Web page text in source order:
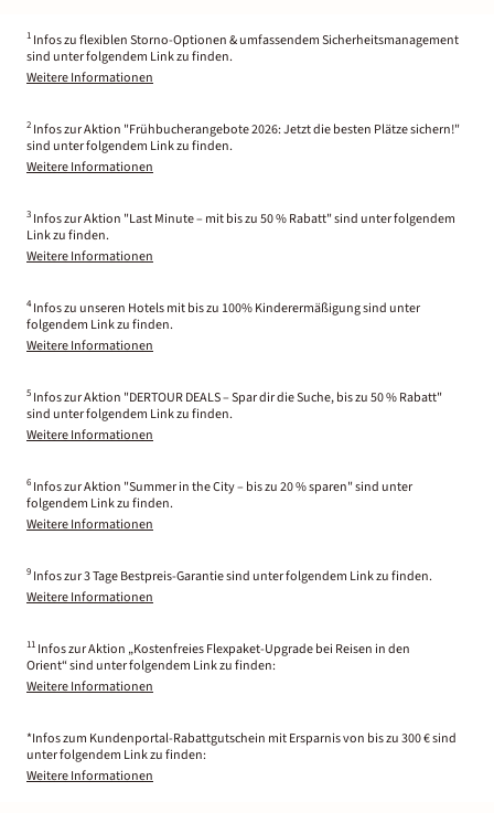
1 Infos zu flexiblen Storno-Optionen & umfassendem Sicherheitsmanagement
sind unter folgendem Link zu finden.
Weitere Informationen
2 Infos zur Aktion "Frühbucherangebote 2026: Jetzt die besten Plätze sichern!"
sind unter folgendem Link zu finden.
Weitere Informationen
3 Infos zur Aktion "Last Minute – mit bis zu 50 % Rabatt" sind unter folgendem
Link zu finden.
Weitere Informationen
4 Infos zu unseren Hotels mit bis zu 100% Kinderermäßigung sind unter
folgendem Link zu finden.
Weitere Informationen
5 Infos zur Aktion "DERTOUR DEALS – Spar dir die Suche, bis zu 50 % Rabatt"
sind unter folgendem Link zu finden.
Weitere Informationen
6 Infos zur Aktion "Summer in the City – bis zu 20 % sparen" sind unter
folgendem Link zu finden.
Weitere Informationen
9 Infos zur 3 Tage Bestpreis-Garantie sind unter folgendem Link zu finden.
Weitere Informationen
11 Infos zur Aktion „Kostenfreies Flexpaket-Upgrade bei Reisen in den
Orient“ sind unter folgendem Link zu finden:
Weitere Informationen
*Infos zum Kundenportal-Rabattgutschein mit Ersparnis von bis zu 300 € sind
unter folgendem Link zu finden:
Weitere Informationen